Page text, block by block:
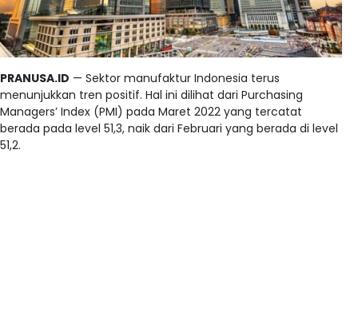
PRANUSA.ID — Sektor manufaktur Indonesia terus
menunjukkan tren positif. Hal ini dilihat dari Purchasing
Managers’ Index (PMI) pada Maret 2022 yang tercatat
berada pada level 51,3, naik dari Februari yang berada di level
51,2.